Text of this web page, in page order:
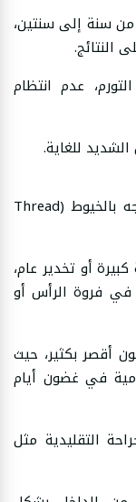
من سنة إلى سنتين،
النتائج.
عدم انتظام
للغاية.
هناك العديد من المميزات لتقنية شد الوجه بالخيوط (Thread
أو تخدير عام،
فروة الرأس أو
أقصر بكثير، حيث
في غضون أيام
التقليدية مثل